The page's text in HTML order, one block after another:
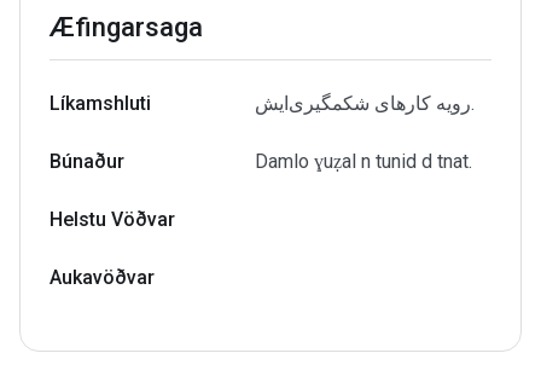
Æfingarsaga
Líkamshluti رویه کارهای شکمگیری‌ایش.
Búnaður Damlo ɣuẓal n tunid d tnat.
Helstu Vöðvar
Aukavöðvar